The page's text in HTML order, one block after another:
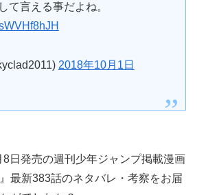
て言える事だよね。
2018年10月1日
日発売の週刊少年ジャンプ掲載漫画
最新383話のネタバレ・考察をお届